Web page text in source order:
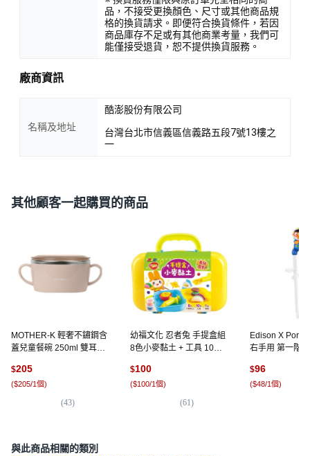
品，不接受更換顏色、尺寸或其他商品規
格的換貨請求。即便符合換貨條件，若因
商品庫存不足或有其他商業考量，我們可
能僅接受退貨，恕不提供換貨服務。
廠商資訊
名稱及地址
酷澎股份有限公司
台灣台北市信義區信義路五段7號13樓之
一
其他顧客一起購買的商品
MOTHER-K 輕奢不鏽鋼含
蓋兒童餐碗 250ml 雙耳設
個
$205
($205/1個)
(43)
幼福文化 忍者兔 手提盒組
8色小麥黏土 + 工具 10件
組
$100
($100/1個)
(61)
Edison X
右手用 第一階
$96
($48/1個)
與此商品相關的類別